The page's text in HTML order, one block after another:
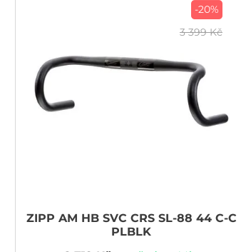
-20%
3 399 Kč
ZIPP AM HB SVC CRS SL-88 44 C-C
PLBLK